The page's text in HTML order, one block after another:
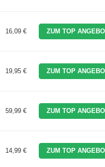
16,09 € ZUM TOP
19,95 € ZUM TOP
59,99 € ZUM TOP
14,99 € ZUM TOP